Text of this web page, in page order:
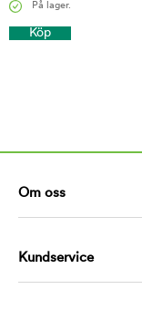
På lager.
Köp
Om oss
Kundservice